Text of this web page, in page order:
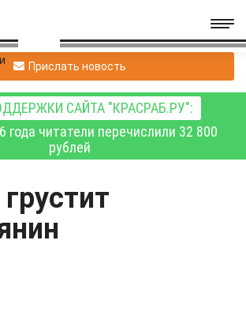
Прислать новость
САЙТА "КРАСРАБ.РУ":
года читатели перечислили 32 800
рублей